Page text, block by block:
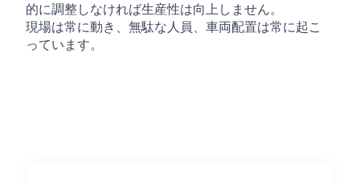
的に調整しなければ生産性は向上しません。
現場は常に動き、無駄な人員、車両配置は常に起こ
っています。